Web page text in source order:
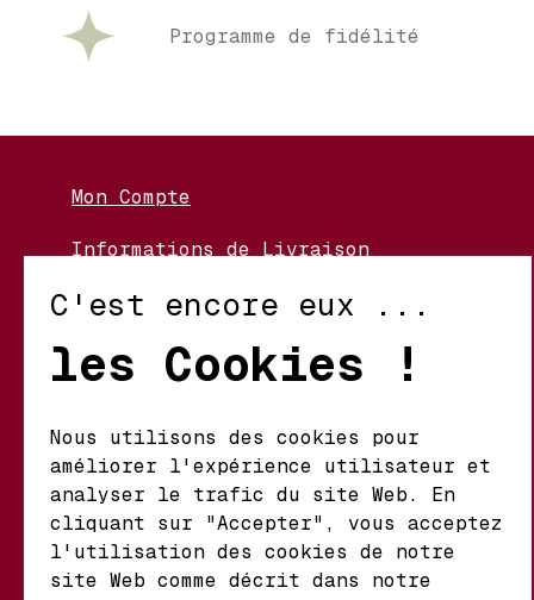
Programme de fidélité
Mon Compte
Informations de Livraison
Conditions d’Utilisation
Mathieu S.A. Vins fins
d'origine
Chemin du Coteau 29 A
1123 Aclens Suisse
C'est encore eux ...
les Cookies !
Nous utilisons des cookies pour
améliorer l'expérience utilisateur et
analyser le trafic du site Web. En
cliquant sur "Accepter", vous acceptez
l'utilisation des cookies de notre
site Web comme décrit dans notre